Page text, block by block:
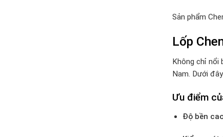
Sản phẩm
Lốp
Không chỉ nổi
Nam. Dưới
Ưu điểm
Độ bền